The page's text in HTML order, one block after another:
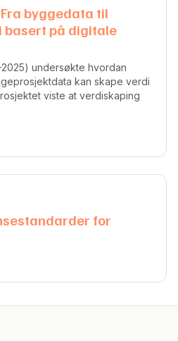
byggedata til
basert på digitale
undersøkte hvordan
kan skape verdi
viste at verdiskaping
for